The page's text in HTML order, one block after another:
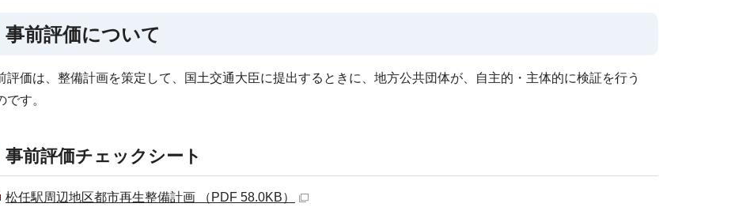
事前評価について
評価は、整備計画を策定して、国土交通大臣に提出するときに、地方公共団体が、自主的・主体的に検証を行う
です。
事前評価チェックシート
松任駅周辺地区都市再生整備計画 （PDF 58.0KB）